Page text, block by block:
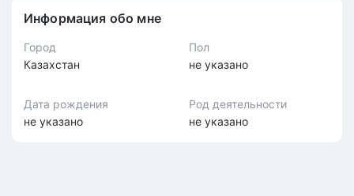
Информация обо мне
Город
Казахстан
Пол
не указано
Дата рождения
не указано
Род деятельности
не указано